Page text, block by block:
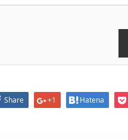
Share +1 Hatena